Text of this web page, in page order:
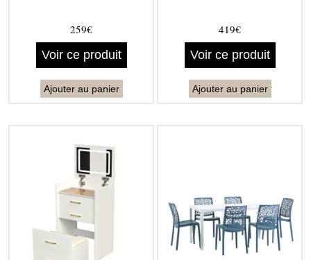
259€
Voir ce produit
Ajouter au panier
419€
Voir ce produit
Ajouter au panier